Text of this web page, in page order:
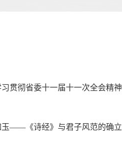
贯彻省委十一届十一次全会精神
玉——《诗经》与君子风范的确立